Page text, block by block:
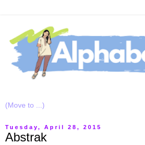
Tuesday, April 28, 2015
Abstrak